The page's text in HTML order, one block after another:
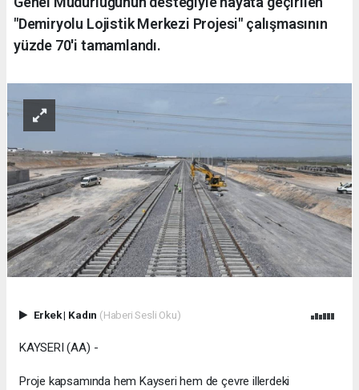
"Demiryolu Lojistik Merkezi Projesi" çalışmasının
yüzde 70'i tamamlandı.
Erkek| Kadın (Haberi Sesli Oku)
KAYSERI (AA) -
Proje kapsamında hem Kayseri hem de çevre illerdeki